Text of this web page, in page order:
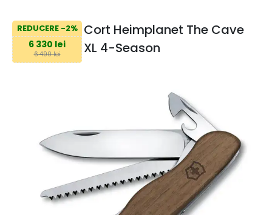
REDUCERE -2%
6 330 lei
6 490 lei
Cort Heimplanet The Cave
XL 4-Season